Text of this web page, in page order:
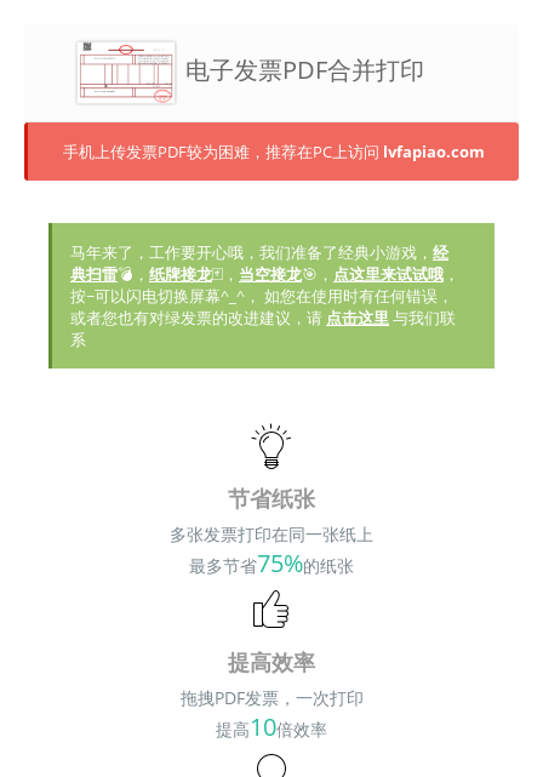
电子发票PDF合并打印
手机上传发票PDF较为困难，推荐在PC上访问 lvfapiao.com
马年来了，工作要开心哦，我们准备了经典小游戏， 经
典扫雷💣， 纸牌接龙🃏， 当空接龙🎯， 点这里来试试哦 ，
按~可以闪电切换屏幕^_^， 如您在使用时有任何错误，
或者您也有对绿发票的改进建议，请 点击这里与我们联
系
节省纸张
多张发票打印在同一张纸上
最多节省75%的纸张
提高效率
拖拽PDF发票，一次打印
提高10倍效率